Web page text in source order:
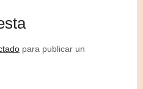
para publicar un